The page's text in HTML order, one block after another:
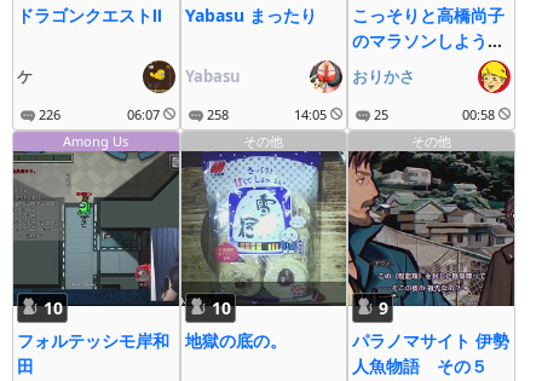
ドラゴンクエストⅡ
ケ
226 06:07
Yabasu まったり
Yabasu
258 14:05
こっそりと高橋尚子
のマラソンしよう
よ! その10
おりかさ
25
00:58
Among Us
10
フォルテッシモ岸和
田
その他
10
地獄の底の。
その他
9
パラノマサイト 伊勢
人魚物語 その５